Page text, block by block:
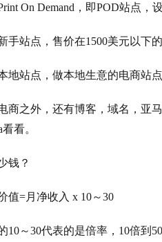
On Demand，即POD站点
手站点，售价在1500美元以下
地站点，做本地生意的电商站点
商之外，还有博客，域名，亚
看。
钱？
值=月净收入 x 10～30
10～30代表的是倍率，10倍到